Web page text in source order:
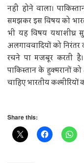
नहीं होने वाला।
समझकर इस विषय को
भी यह विषय यथाशीघ्र
अलगाववादियों को
रचने पा मजबूर करती
पाकिस्तान के हुक्मरानों
चाहिए भारतीय कश्मीरियों
Share this: